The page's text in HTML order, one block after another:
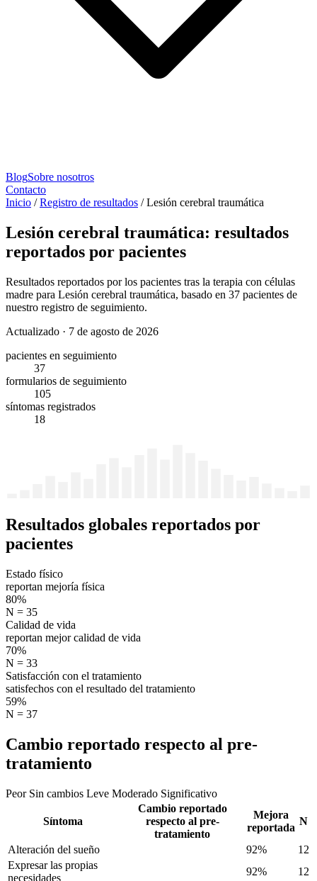
BlogSobre nosotros
Contacto
Inicio / Registro de resultados / Lesión cerebral traumática
Lesión cerebral traumática: resultados
reportados por pacientes
Resultados reportados por los pacientes tras la terapia con células
madre para Lesión cerebral traumática, basado en 37 pacientes de
nuestro registro de seguimiento.
Actualizado · 7 de agosto de 2026
pacientes en seguimiento
37
formularios de seguimiento
105
síntomas registrados
18
Resultados globales reportados por
pacientes
Estado físico
reportan mejoría física
80%
N = 35
Calidad de vida
reportan mejor calidad de vida
70%
N = 33
Satisfacción con el tratamiento
satisfechos con el resultado del tratamiento
59%
N = 37
Cambio reportado respecto al pre-
tratamiento
Peor Sin cambios Leve Moderado Significativo
Síntoma
Cambio reportado
respecto al pre-
tratamiento
Mejora
reportada
N
Alteración del sueño 92%
12
Expresar las propias
necesidades
92% 12